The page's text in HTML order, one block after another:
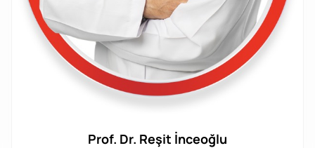
Prof. Dr. Reşit İnceoğlu